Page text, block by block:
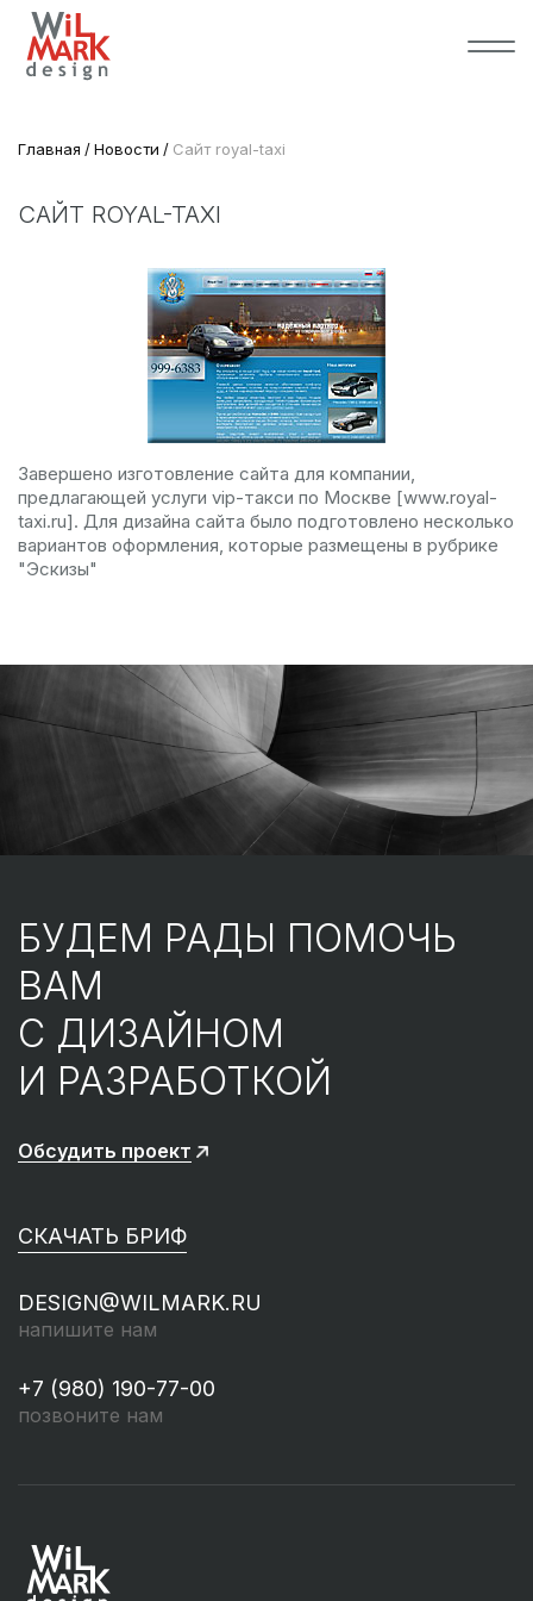
Главная Новости Сайт royal-taxi
САЙТ ROYAL-TAXI
Завершено изготовление сайта для компании,
предлагающей услуги vip-такси по Москве [www.royal-
taxi.ru]. Для дизайна сайта было подготовлено несколько
вариантов оформления, которые размещены в рубрике
"Эскизы"
БУДЕМ РАДЫ ПОМОЧЬ
ВАМ
С ДИЗАЙНОМ
И РАЗРАБОТКОЙ
Обсудить проект
СКАЧАТЬ БРИФ
DESIGN@WILMARK.RU
напишите нам
+7 (980) 190-77-00
позвоните нам